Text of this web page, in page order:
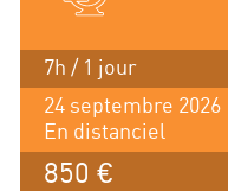
7h / 1 jour
24 septembre 2026
En distanciel
850 €